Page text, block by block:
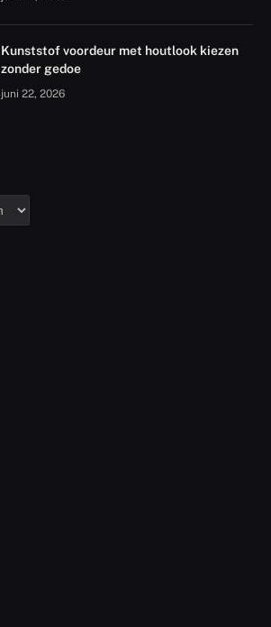
Kunststof voordeur met houtlook kiezen
zonder gedoe
juni 22, 2026